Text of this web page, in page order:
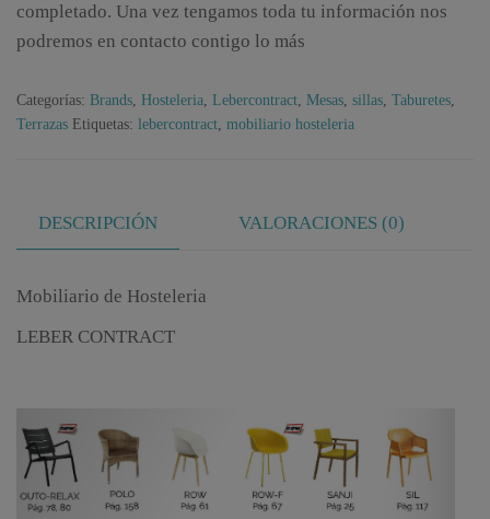
completado. Una vez tengamos toda tu información nos
podremos en contacto contigo lo más
Categorías: Brands, Hosteleria, Lebercontract, Mesas, sillas, Taburetes,
Terrazas Etiquetas: lebercontract, mobiliario hosteleria
DESCRIPCIÓN VALORACIONES (0)
Mobiliario de Hosteleria
LEBER CONTRACT